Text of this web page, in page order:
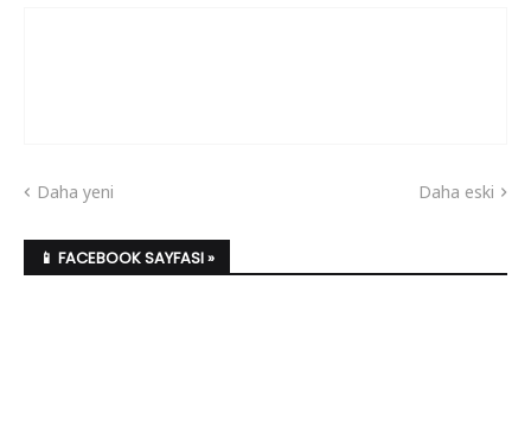
Daha yeni Daha eski
📱 FACEBOOK SAYFASI »